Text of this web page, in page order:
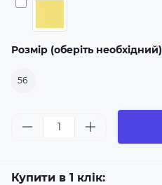
Розмір (оберіть необхідний)
56
Купити в 1 клік: